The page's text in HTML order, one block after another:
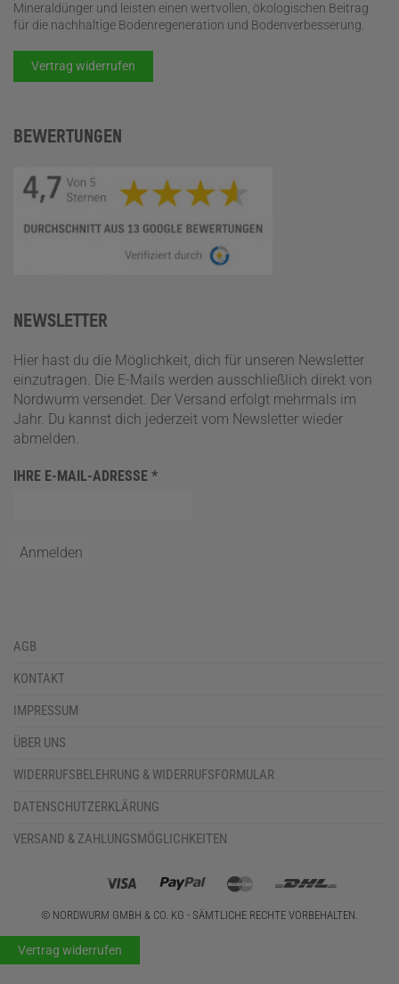
Mineraldünger und leisten einen wertvollen, ökologischen Beitrag
für die nachhaltige Bodenregeneration und Bodenverbesserung.
Vertrag widerrufen
BEWERTUNGEN
NEWSLETTER
Hier hast du die Möglichkeit, dich für unseren Newsletter
einzutragen. Die E-Mails werden ausschließlich direkt von
Nordwurm versendet. Der Versand erfolgt mehrmals im
Jahr. Du kannst dich jederzeit vom Newsletter wieder
abmelden.
IHRE E-MAIL-ADRESSE *
AGB
KONTAKT
IMPRESSUM
ÜBER UNS
WIDERRUFSBELEHRUNG & WIDERRUFSFORMULAR
DATENSCHUTZERKLÄRUNG
VERSAND & ZAHLUNGSMÖGLICHKEITEN
© NORDWURM GMBH & CO. KG - SÄMTLICHE RECHTE VORBEHALTEN.
Vertrag widerrufen